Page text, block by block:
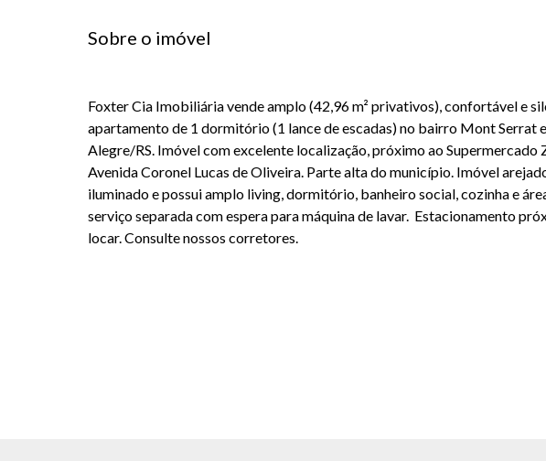
Sobre o imóvel
Foxter Cia Imobiliária vende amplo (42,96 m² privativos), confortável e
apartamento de 1 dormitório (1 lance de escadas) no bairro Mont Serrat
Alegre/RS. Imóvel com excelente localização, próximo ao Supermercado
Avenida Coronel Lucas de Oliveira. Parte alta do município. Imóvel
iluminado e possui amplo living, dormitório, banheiro social, cozinha e
serviço separada com espera para máquina de lavar. Estacionamento
locar. Consulte nossos corretores.